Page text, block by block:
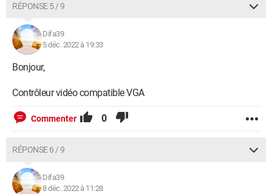
RÉPONSE 5 / 9
Difa39
5 déc. 2022 à 19:33
Bonjour,
Contrôleur vidéo compatible VGA
Commenter 0
RÉPONSE 6 / 9
Difa39
8 déc. 2022 à 11:28